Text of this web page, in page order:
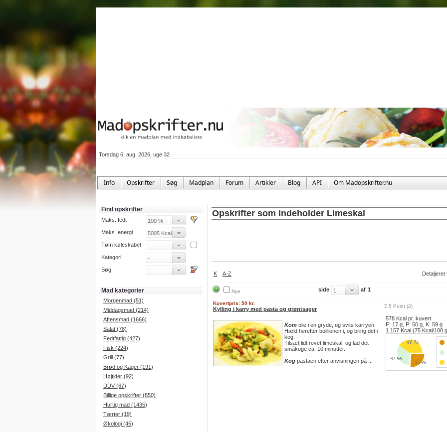
Torsdag 6. aug. 2026, uge 32
Info Opskrifter Søg Madplan Forum Artikler Blog API Om Madopskrifter.nu
Find opskrifter
Maks. fedt
Maks. energi
Tøm køleskabet
Kategori
Søg
Mad kategorier
Morgenmad (51)
Middagsmad (214)
Aftensmad (1666)
Salat (78)
Fedtfattig (427)
Fisk (224)
Grill (77)
Brød og Kager (191)
Højtider (92)
DDV (67)
Billige opskrifter (850)
Hurtig mad (1435)
Tærter (19)
Økologi (45)
Opskrifter som indeholder Limeskal
K A-Z Detaljeret
Nye side af 1
Kuvertpris: 50 kr.
Kylling i karry med pasta og grøntsager 7,5 Point (2)
Kom olie i en gryde, og svits karryen.
Hæld herefter boillionen i, og bring det i
kog.
Tilsæt lidt revet limeskal, og lad det
småkoge ca. 10 minutter.
Kog pastaen efter anvisningen på ...
578 Kcal pr. kuvert
F: 17 g, P: 50 g, K: 59 g
1.157 Kcal (75 Kcal/100